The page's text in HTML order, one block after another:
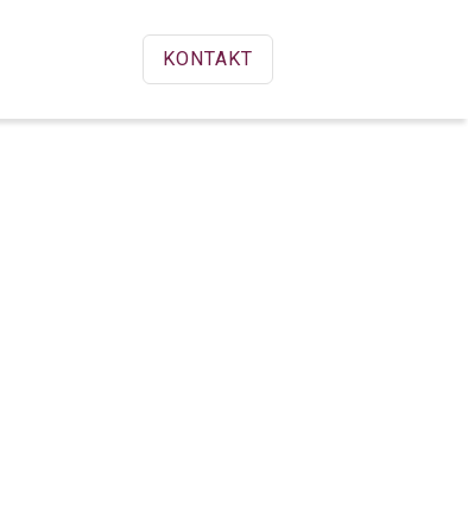
KONTAKT